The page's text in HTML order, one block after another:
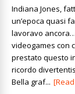
Indiana Jones,
un’epoca quasi
lavoravo
videogames con
prestato questo
ricordo
Bella graf...